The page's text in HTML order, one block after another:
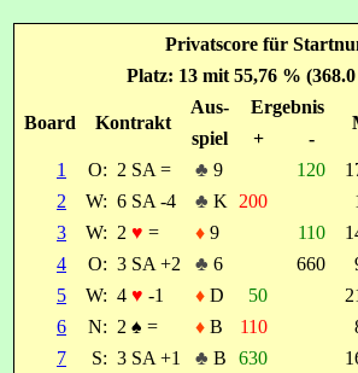
Privatscore für
Platz: 13 mit 55,76 %
Board Kontrakt
Aus- Ergebnis
spiel + -
1
O: 2 SA = ♣ 9 120
2
W: 6 SA -4 ♣ K 200
3
W: 2 ♥ = ♦ 9 110
4
O: 3 SA +2 ♣ 6 660
5
W: 4 ♥ -1 ♦ D 50
6
N: 2 ♠ = ♦ B 110
7
S: 3 SA +1 ♣ B 630